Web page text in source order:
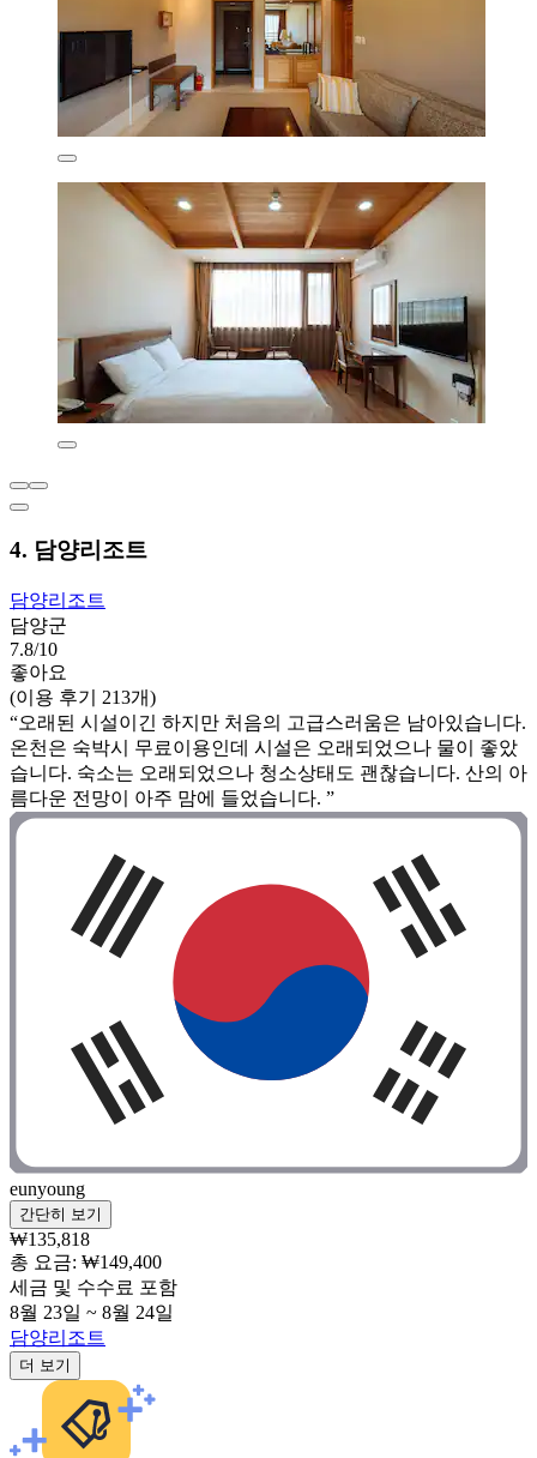
4. 담양리조트
담양리조트
담양군
7.8/10
좋아요
(이용 후기 213개)
“오래된 시설이긴 하지만 처음의 고급스러움은 남아있습니다.
온천은 숙박시 무료이용인데 시설은 오래되었으나 물이 좋았
습니다. 숙소는 오래되었으나 청소상태도 괜찮습니다. 산의 아
름다운 전망이 아주 맘에 들었습니다. ”
eunyoung
간단히 보기
₩135,818
총 요금: ₩149,400
세금 및 수수료 포함
8월 23일 ~ 8월 24일
담양리조트
더 보기